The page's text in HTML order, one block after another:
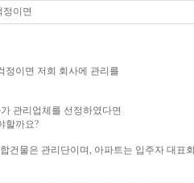
이면
정이면 저희 회사에 관리를
관리업체를 선정하였다면
할까요?
건물은 관리단이며, 아파트는 입주자 대표회